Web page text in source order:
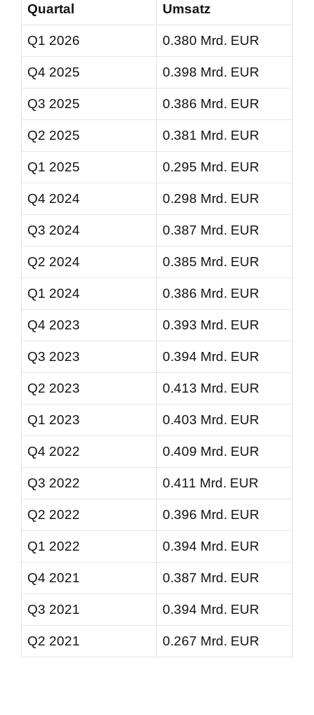
Quartal Umsatz
Q1 2026 0.380 Mrd. EUR
Q4 2025 0.398 Mrd. EUR
Q3 2025 0.386 Mrd. EUR
Q2 2025 0.381 Mrd. EUR
Q1 2025 0.295 Mrd. EUR
Q4 2024 0.298 Mrd. EUR
Q3 2024 0.387 Mrd. EUR
Q2 2024 0.385 Mrd. EUR
Q1 2024 0.386 Mrd. EUR
Q4 2023 0.393 Mrd. EUR
Q3 2023 0.394 Mrd. EUR
Q2 2023 0.413 Mrd. EUR
Q1 2023 0.403 Mrd. EUR
Q4 2022 0.409 Mrd. EUR
Q3 2022 0.411 Mrd. EUR
Q2 2022 0.396 Mrd. EUR
Q1 2022 0.394 Mrd. EUR
Q4 2021 0.387 Mrd. EUR
Q3 2021 0.394 Mrd. EUR
Q2 2021 0.267 Mrd. EUR